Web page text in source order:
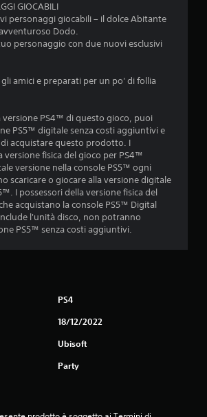
GIOCABILI
personaggi giocabili – il dolce Abitante
Dodo.
personaggio con due nuovi esclusivi
amici e preparati per un po' di follia
versione PS4™ di questo gioco, puoi
PS5™ digitale senza costi aggiuntivi e
acquistare questo prodotto. I
versione fisica del gioco per PS4™
versione nella console PS5™ ogni
scaricare o giocare alla versione digitale
I possessori della versione fisica del
acquistano la console PS5™ Digital
l'unità disco, non potranno
PS5™ senza costi aggiuntivi.
PS4
18/12/2022
Ubisoft
Party